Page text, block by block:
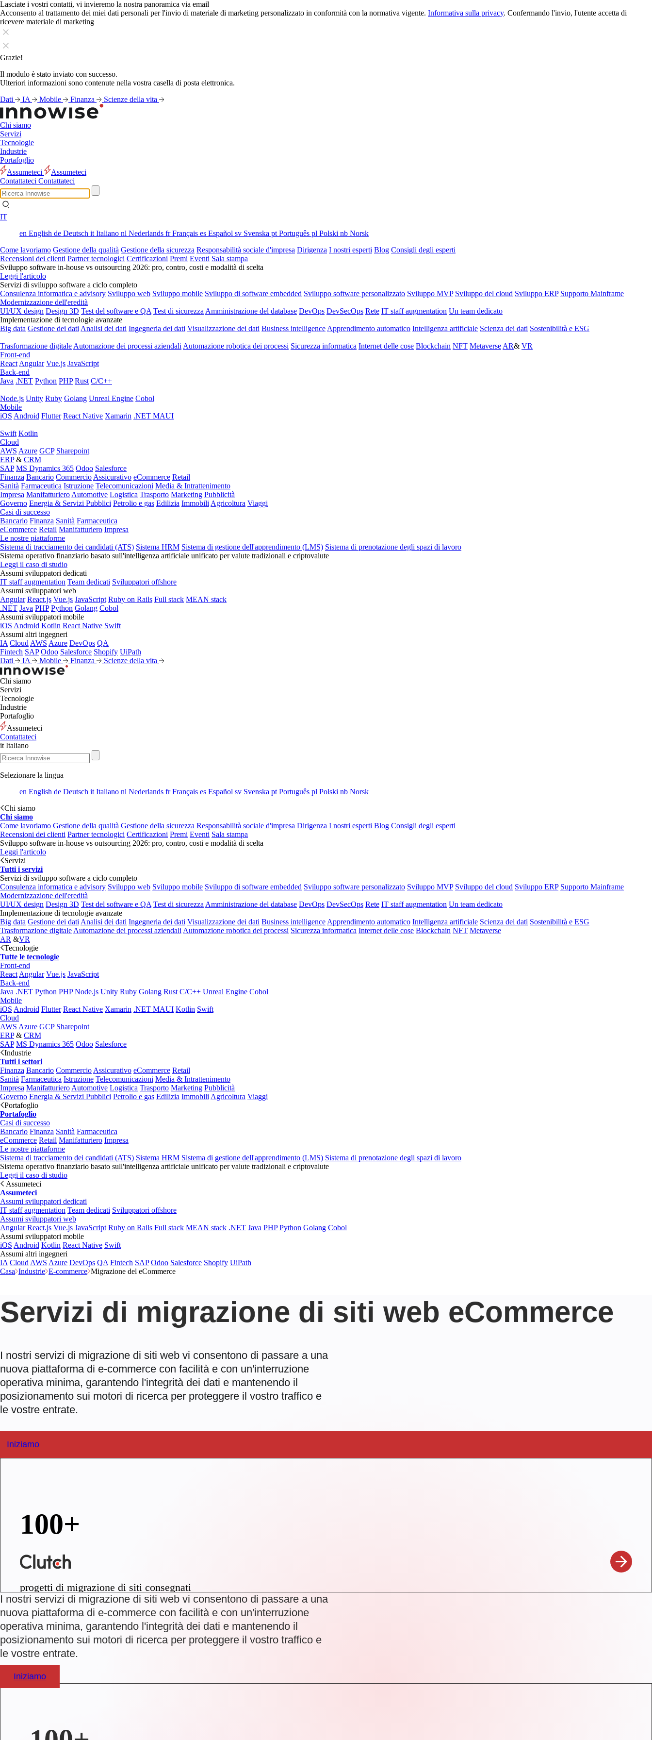
Lasciate i vostri contatti, vi invieremo la nostra panoramica via email
Acconsento al trattamento dei miei dati personali per l'invio di materiale di marketing personalizzato in conformità con la normativa vigente. Informativa sulla privacy. Confermando l'invio, l'utente accetta di
ricevere materiale di marketing
Grazie!
Il modulo è stato inviato con successo.
Ulteriori informazioni sono contenute nella vostra casella di posta elettronica.
Dati
IA Mobile Finanza Scienze della vita
Chi siamo
Servizi
Tecnologie
Industrie
Portafoglio
Assumeteci
Assumeteci
Contattateci Contattateci
IT
en English de Deutsch it Italiano nl Nederlands frFrançais es Español sv Svenska pt Português pl Polski nb Norsk
Come lavoriamo Gestione della qualità Gestione della sicurezza Responsabilità sociale d'impresa Dirigenza I nostri esperti Blog Consigli degli esperti
Recensioni dei clienti Partner tecnologici Certificazioni Premi Eventi Sala stampa
Sviluppo software in-house vs outsourcing 2026: pro, contro, costi e modalità di scelta
Leggi l'articolo
Servizi di sviluppo software a ciclo completo
Consulenza informatica e advisory Sviluppo web Sviluppo mobile Sviluppo di software embedded Sviluppo software personalizzato Sviluppo MVP Sviluppo del cloud Sviluppo ERP Supporto Mainframe
Modernizzazione dell'eredità
UI/UX design Design 3D Test del software e QA Test di sicurezza Amministrazione del database DevOps DevSecOps Rete IT staff augmentation Un team dedicato
Implementazione di tecnologie avanzate
Big data Gestione dei dati Analisi dei dati Ingegneria dei dati Visualizzazione dei dati Business intelligence Apprendimento automatico Intelligenza artificiale Scienza dei dati Sostenibilità e ESG
Trasformazione digitale Automazione dei processi aziendali Automazione robotica dei processi Sicurezza informatica Internet delle cose Blockchain NFT Metaverse AR& VR
Front-end
React Angular Vue.js JavaScript
Back-end
Java .NET Python PHP Rust C/C++
Node.js Unity Ruby Golang Unreal Engine Cobol
Mobile
iOS Android Flutter React Native Xamarin .NET MAUI
Swift Kotlin
Cloud
AWS Azure GCP Sharepoint
ERP& CRM
SAP MS Dynamics 365 Odoo Salesforce
Finanza Bancario Commercio Assicurativo eCommerce Retail
Sanità Farmaceutica Istruzione Telecomunicazioni Media & Intrattenimento
Impresa Manifatturiero Automotive Logistica Trasporto Marketing Pubblicità
Governo Energia & Servizi Pubblici Petrolio e gas Edilizia Immobili Agricoltura Viaggi
Casi di successo
Bancario Finanza Sanità Farmaceutica
eCommerce Retail Manifatturiero Impresa
Le nostre piattaforme
Sistema di tracciamento dei candidati (ATS) Sistema HRM Sistema di gestione dell'apprendimento (LMS) Sistema di prenotazione degli spazi di lavoro
Sistema operativo finanziario basato sull'intelligenza artificiale unificato per valute tradizionali e criptovalute
Leggi il caso di studio
Assumi sviluppatori dedicati
IT staff augmentation Team dedicati Sviluppatori offshore
Assumi sviluppatori web
Angular React.js Vue.js JavaScript Ruby on Rails Full stack MEAN stack
.NET Java PHP Python Golang Cobol
Assumi sviluppatori mobile
iOS Android Kotlin React Native Swift
Assumi altri ingegneri
IA Cloud AWS Azure DevOps QA
Fintech SAP Odoo Salesforce Shopify UiPath
Dati
IA Mobile Finanza Scienze della vita
Chi siamo
Servizi
Tecnologie
Industrie
Portafoglio
Assumeteci
Contattateci
it Italiano
Selezionare la lingua
en English de Deutsch it Italiano nl Nederlands frFrançais es Español sv Svenska pt Português pl Polski nb Norsk
Chi siamo
Chi siamo
Come lavoriamo Gestione della qualità Gestione della sicurezza Responsabilità sociale d'impresa Dirigenza I nostri esperti Blog Consigli degli esperti
Recensioni dei clienti Partner tecnologici Certificazioni Premi Eventi Sala stampa
Sviluppo software in-house vs outsourcing 2026: pro, contro, costi e modalità di scelta
Leggi l'articolo
Servizi
Tutti i servizi
Servizi di sviluppo software a ciclo completo
Consulenza informatica e advisory Sviluppo web Sviluppo mobile Sviluppo di software embedded Sviluppo software personalizzato Sviluppo MVP Sviluppo del cloud Sviluppo ERP Supporto Mainframe
Modernizzazione dell'eredità
UI/UX design Design 3D Test del software e QA Test di sicurezza Amministrazione del database DevOps DevSecOps Rete IT staff augmentation Un team dedicato
Implementazione di tecnologie avanzate
Big data Gestione dei dati Analisi dei dati Ingegneria dei dati Visualizzazione dei dati Business intelligence Apprendimento automatico Intelligenza artificiale Scienza dei dati Sostenibilità e ESG
Trasformazione digitale Automazione dei processi aziendali Automazione robotica dei processi Sicurezza informatica Internet delle cose Blockchain NFT Metaverse
AR &VR
Tecnologie
Tutte le tecnologie
Front-end
React Angular Vue.js JavaScript
Back-end
Java .NET Python PHP Node.js Unity Ruby Golang Rust C/C++ Unreal Engine Cobol
Mobile
iOS Android Flutter React Native Xamarin .NET MAUI Kotlin Swift
Cloud
AWS Azure GCP Sharepoint
ERP& CRM
SAP MS Dynamics 365 Odoo Salesforce
Industrie
Tutti i settori
Finanza Bancario Commercio Assicurativo eCommerce Retail
Sanità Farmaceutica Istruzione Telecomunicazioni Media & Intrattenimento
Impresa Manifatturiero Automotive Logistica Trasporto Marketing Pubblicità
Governo Energia & Servizi Pubblici Petrolio e gas Edilizia Immobili Agricoltura Viaggi
Portafoglio
Portafoglio
Casi di successo
Bancario Finanza Sanità Farmaceutica
eCommerce Retail Manifatturiero Impresa
Le nostre piattaforme
Sistema di tracciamento dei candidati (ATS) Sistema HRM Sistema di gestione dell'apprendimento (LMS) Sistema di prenotazione degli spazi di lavoro
Sistema operativo finanziario basato sull'intelligenza artificiale unificato per valute tradizionali e criptovalute
Leggi il caso di studio
Assumeteci
Assumeteci
Assumi sviluppatori dedicati
IT staff augmentation Team dedicati Sviluppatori offshore
Assumi sviluppatori web
Angular React.js Vue.js JavaScript Ruby on Rails Full stack MEAN stack .NET Java PHP Python Golang Cobol
Assumi sviluppatori mobile
iOS Android Kotlin React Native Swift
Assumi altri ingegneri
IA Cloud AWS Azure DevOps QA Fintech SAP Odoo Salesforce Shopify UiPath
Casa Industrie E-commerce Migrazione del eCommerce
Servizi di migrazione di siti web eCommerce
I nostri servizi di migrazione di siti web vi consentono di passare a una
nuova piattaforma di e-commerce con facilità e con un'interruzione
operativa minima, garantendo l'integrità dei dati e mantenendo il
posizionamento sui motori di ricerca per proteggere il vostro traffico e
le vostre entrate.
Iniziamo
100+
progetti di migrazione di siti consegnati
I nostri servizi di migrazione di siti web vi consentono di passare a una
nuova piattaforma di e-commerce con facilità e con un'interruzione
operativa minima, garantendo l'integrità dei dati e mantenendo il
posizionamento sui motori di ricerca per proteggere il vostro traffico e
le vostre entrate.
Iniziamo